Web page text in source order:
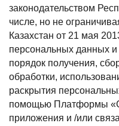
законодательством
числе, но не
Казахстан от 21 мая
персональных данных и
порядок получения,
обработки,
раскрытия
помощью Платформы
приложения и /или